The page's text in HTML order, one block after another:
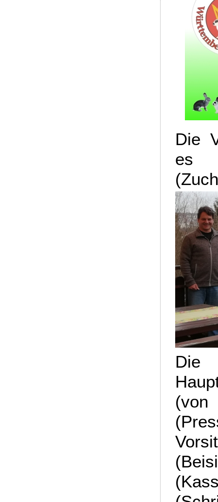
Die
es
Die